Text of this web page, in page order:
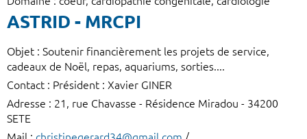
ASTRID - MRCPI
Objet : Soutenir financièrement les projets de service,
cadeaux de Noël, repas, aquariums, sorties....
Contact : Président : Xavier GINER
Adresse : 21, rue Chavasse - Résidence Miradou - 34200
SETE